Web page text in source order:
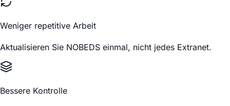
Weniger repetitive Arbeit
Aktualisieren Sie NOBEDS einmal, nicht jedes Extranet.
Bessere Kontrolle